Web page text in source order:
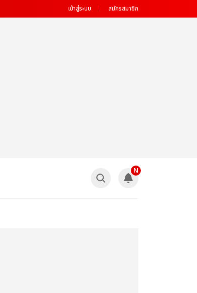
เข้าสู่ระบบ สมัครสมาชิก
N